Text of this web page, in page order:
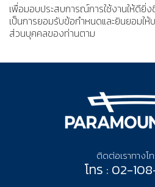
เพื่อมอบประสบการณ์การใช้งานให้ดียิ่งขึ้
เป็นการยอมรับข้อกำหนดและยินยอมใ
ส่วนบุคคลของท่านตาม
ติดต่อเราทางโ
โทร : 02-